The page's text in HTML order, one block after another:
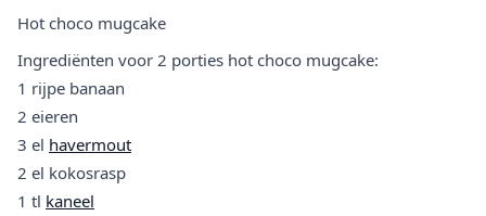
Hot choco mugcake
Ingrediënten voor 2 porties hot choco mugcake:
1 rijpe banaan
2 eieren
3 el havermout
2 el kokosrasp
1 tl kaneel